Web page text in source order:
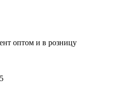
оптом и в розницу